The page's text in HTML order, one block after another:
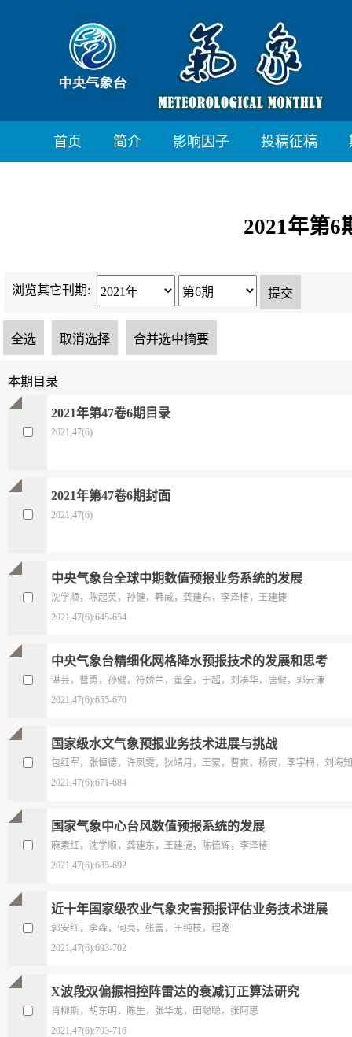
首页 简介 影响因子 投稿征稿
2021年第6
浏览其它刊期:
本期目录
2021年第47卷6期目录
2021,47(6)
2021年第47卷6期封面
2021,47(6)
中央气象台全球中期数值预报业务系统的发展
沈学顺，陈起英，孙健，韩威，龚建东，李泽椿，王建捷
2021,47(6):645-654
中央气象台精细化网格降水预报技术的发展和思考
谌芸，曹勇，孙健，符娇兰，董全，于超，刘凑华，唐健，郭云谦
2021,47(6):655-670
国家级水文气象预报业务技术进展与挑战
包红军，张恒德，许凤雯，狄靖月，王蒙，曹爽，杨寅，李宇梅，刘海知
2021,47(6):671-684
国家气象中心台风数值预报系统的发展
麻素红，沈学顺，龚建东，王建捷，陈德辉，李泽椿
2021,47(6):685-692
近十年国家级农业气象灾害预报评估业务技术进展
郭安红，李森，何亮，张蕾，王纯枝，程路
2021,47(6):693-702
X波段双偏振相控阵雷达的衰减订正算法研究
肖柳斯，胡东明，陈生，张华龙，田聪聪，张阿思
2021,47(6):703-716